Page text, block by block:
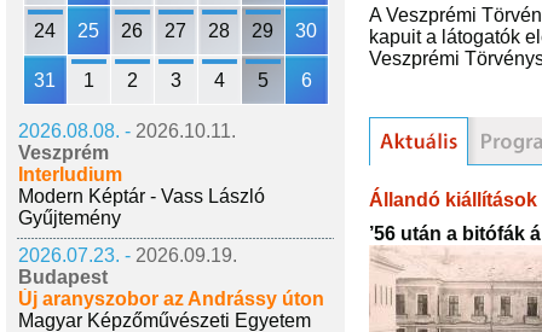
24 25 26 27 28 29 30
31 1 2 3 4 5 6
2026.08.08. - 2026.10.11.
Veszprém
Interludium
Modern Képtár - Vass László
Gyűjtemény
2026.07.23. - 2026.09.19.
Budapest
Új aranyszobor az Andrássy úton
Magyar Képzőművészeti Egyetem
A Veszprémi
kapuit a látogatók
Veszprémi
Állandó kiállítások
’56 után a bitófák